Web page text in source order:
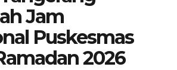
Jam
Puskesmas
2026